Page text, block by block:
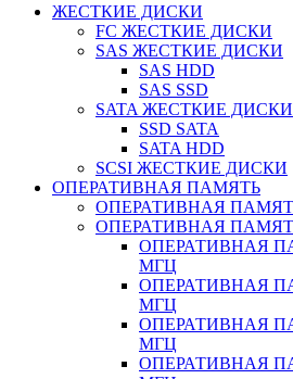
ЖЕСТКИЕ ДИСКИ
FC ЖЕСТКИЕ ДИСКИ
SAS ЖЕСТКИЕ ДИСКИ
SAS HDD
SAS SSD
SATA ЖЕСТКИЕ ДИСКИ
SSD SATA
SATA HDD
SCSI ЖЕСТКИЕ ДИСКИ
ОПЕРАТИВНАЯ ПАМЯТЬ
ОПЕРАТИВНАЯ
ОПЕРАТИВНАЯ
ОПЕРАТИВНАЯ
МГЦ
ОПЕРАТИВНАЯ
МГЦ
ОПЕРАТИВНАЯ
МГЦ
ОПЕРАТИВНАЯ